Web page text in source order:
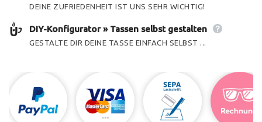
DEINE ZUFRIEDENHEIT IST UNS SEHR WICHTIG!
DIY-Konfigurator » Tassen selbst gestalten
GESTALTE DIR DEINE TASSE EINFACH SELBST ...